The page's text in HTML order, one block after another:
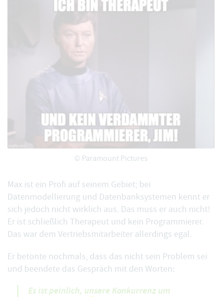
© Paramount Pictures
Max ist ein Profi auf seinem Gebiet; bei
Datenmodellierung und Datenbanksystemen kennt er
sich jedoch nicht wirklich aus. Das muss er auch nicht!
Er ist schließlich Therapeut und kein Programmierer.
Das war dem Vertriebsmitarbeiter allerdings egal.
Er betonte nochmals, dass das nicht sein Problem sei
und beendete das Gespräch mit den Worten:
Es ist peinlich, unsere Konkurrenz um